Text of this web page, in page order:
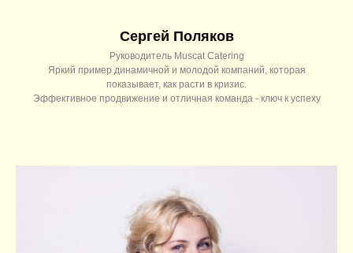
Сергей Поляков
Руководитель Muscat Catering
Яркий пример динамичной и молодой компаний, которая
показывает, как расти в кризис.
Эффективное продвижение и отличная команда - ключ к успеху